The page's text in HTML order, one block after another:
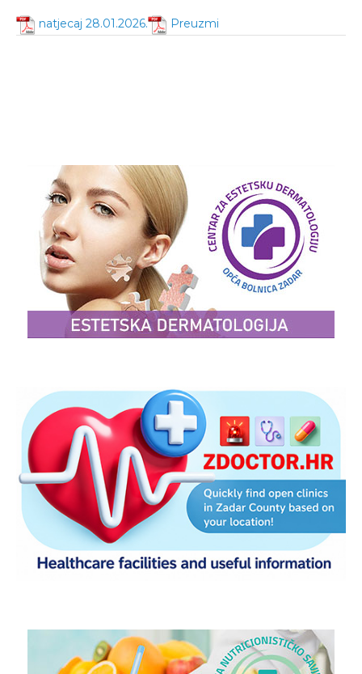
natjecaj 28.01.2026. Preuzmi